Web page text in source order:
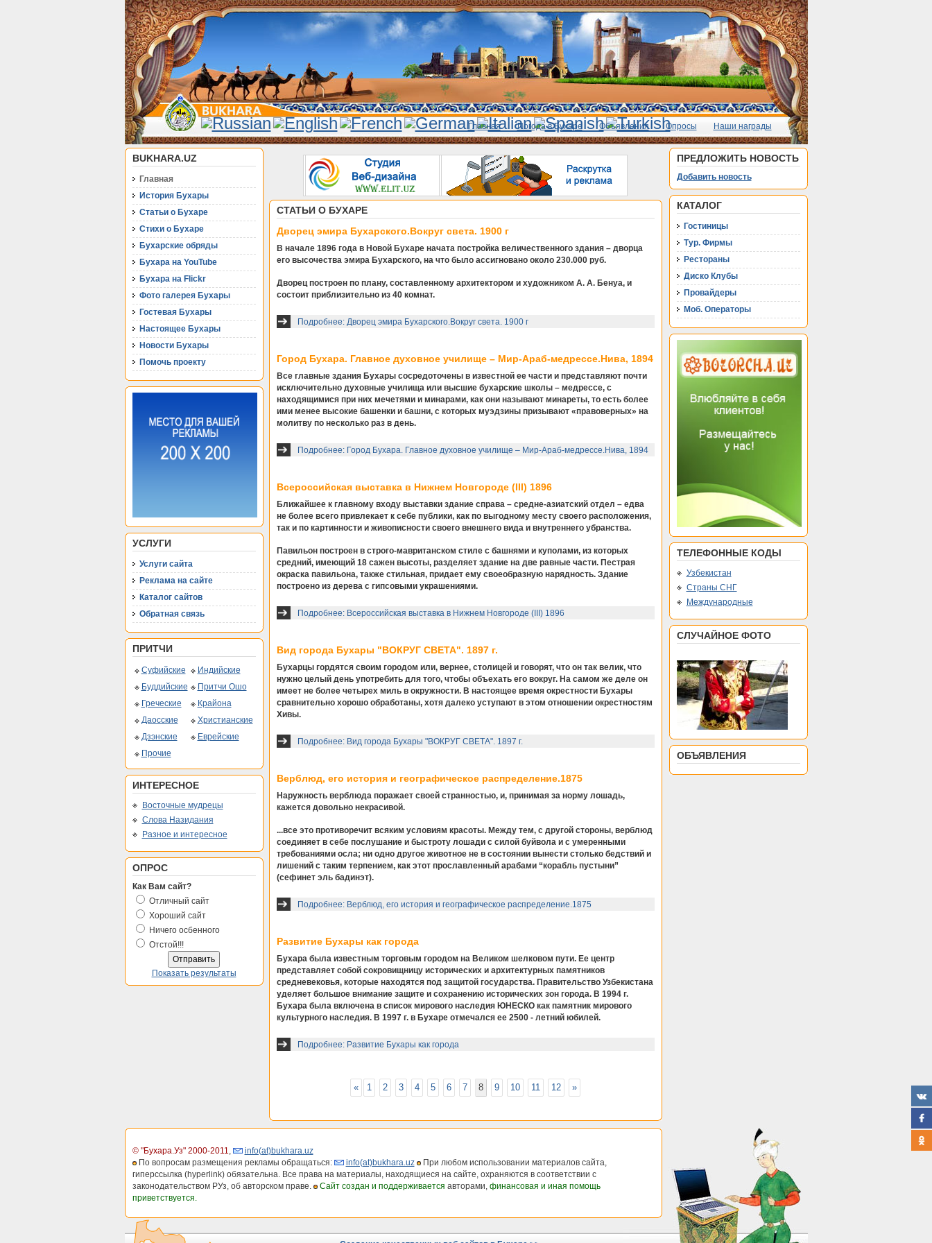
Главная Погода в Бухаре Объявления Опросы Наши награды
BUKHARA.UZ
Главная
История Бухары
Статьи о Бухаре
Стихи о Бухаре
Бухарские обряды
Бухара на YouTube
Бухара на Flickr
Фото галерея Бухары
Гостевая Бухары
Настоящее Бухары
Новости Бухары
Помочь проекту
УСЛУГИ
Услуги сайта
Реклама на сайте
Каталог сайтов
Обратная связь
ПРИТЧИ
Суфийские
Индийские
Буддийские
Притчи Ошо
Греческие
Крайона
Даосские
Христианские
Дзэнские
Еврейские
Прочие
ИНТЕРЕСНОЕ
Восточные мудрецы
Слова Назидания
Разное и интересное
ОПРОС
Как Вам сайт?
Отличный сайт
Хороший сайт
Ничего осбенного
Отстой!!!
Показать результаты
СТАТЬИ О БУХАРЕ
Дворец эмира Бухарского.Вокруг света. 1900 г
В начале 1896 года в Новой Бухаре начата постройка величественного здания – дворца
его высочества эмира Бухарского, на что было ассигновано около 230.000 руб.
Дворец построен по плану, составленному архитектором и художником А. А. Бенуа, и
состоит приблизительно из 40 комнат.
Подробнее: Дворец эмира Бухарского.Вокруг света. 1900 г
Город Бухара. Главное духовное училище – Мир-Араб-медрессе.Нива, 1894
Все главные здания Бухары сосредоточены в известной ее части и представляют почти
исключительно духовные училища или высшие бухарские школы – медрессе, с
находящимися при них мечетями и минарами, как они называют минареты, то есть более
ими менее высокие башенки и башни, с которых муэдзины призывают «правоверных» на
молитву по несколько раз в день.
Подробнее: Город Бухара. Главное духовное училище – Мир-Араб-медрессе.Нива, 1894
Всероссийская выставка в Нижнем Новгороде (III) 1896
Ближайшее к главному входу выставки здание справа – средне-азиатский отдел – едва
не более всего привлекает к себе публики, как по выгодному месту своего расположения,
так и по картинности и живописности своего внешнего вида и внутреннего убранства.
Павильон построен в строго-мавританском стиле с башнями и куполами, из которых
средний, имеющий 18 сажен высоты, разделяет здание на две равные части. Пестрая
окраска павильона, также стильная, придает ему своеобразную нарядность. Здание
построено из дерева с гипсовыми украшениями.
Подробнее: Всероссийская выставка в Нижнем Новгороде (III) 1896
Вид города Бухары "ВОКРУГ СВЕТА". 1897 г.
Бухарцы гордятся своим городом или, вернее, столицей и говорят, что он так велик, что
нужно целый день употребить для того, чтобы объехать его вокруг. На самом же деле он
имеет не более четырех миль в окружности. В настоящее время окрестности Бухары
сравнительно хорошо обработаны, хотя далеко уступают в этом отношении окрестностям
Хивы.
Подробнее: Вид города Бухары "ВОКРУГ СВЕТА". 1897 г.
Верблюд, его история и географическое распределение.1875
Наружность верблюда поражает своей странностью, и, принимая за норму лошадь,
кажется довольно некрасивой.
...все это противоречит всяким условиям красоты. Между тем, с другой стороны, верблюд
соединяет в себе послушание и быстроту лошади с силой буйвола и с умеренными
требованиями осла; ни одно другое животное не в состоянии вынести столько бедствий и
лишений с таким терпением, как этот прославленный арабами “корабль пустыни”
(сефинет эль бадинэт).
Подробнее: Верблюд, его история и географическое распределение.1875
Развитие Бухары как города
Бухара была известным торговым городом на Великом шелковом пути. Ее центр
представляет собой сокровищницу исторических и архитектурных памятников
средневековья, которые находятся под защитой государства. Правительство Узбекистана
уделяет большое внимание защите и сохранению исторических зон города. В 1994 г.
Бухара была включена в список мирового наследия ЮНЕСКО как памятник мирового
культурного наследия. В 1997 г. в Бухаре отмечался ее 2500 - летний юбилей.
Подробнее: Развитие Бухары как города
« 1 2 3 4 5 6 7 8 9 10 11 12 »
ПРЕДЛОЖИТЬ НОВОСТЬ
Добавить новость
КАТАЛОГ
Гостиницы
Тур. Фирмы
Рестораны
Диско Клубы
Провайдеры
Моб. Операторы
ТЕЛЕФОННЫЕ КОДЫ
Узбекистан
Страны СНГ
Международные
СЛУЧАЙНОЕ ФОТО
ОБЪЯВЛЕНИЯ
© "Бухара.Уз" 2000-2011,
info(at)bukhara.uz
По вопросам размещения рекламы обращаться:
info(at)bukhara.uz
При любом использовании материалов сайта,
гиперссылка (hyperlink) обязательна. Все права на материалы, находящиеся на сайте, охраняются в соответствии с
законодательством РУз, об авторском праве.
Сайт создан и поддерживается авторами, финансовая и иная помощь
приветствуется.